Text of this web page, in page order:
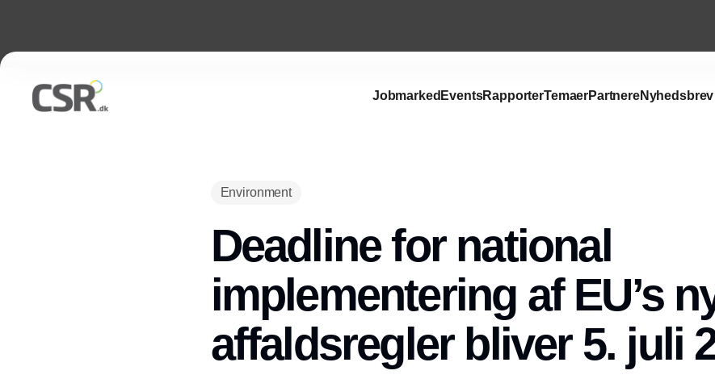
Jobmarked EventsRapporterTemaerPartnereNyhedsbrev
Environment
Deadline for national
implementering af EU’s
affaldsregler bliver 5. juli